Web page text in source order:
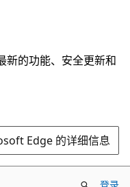
的功能、安全更新和
Edge 的详细信息
登录